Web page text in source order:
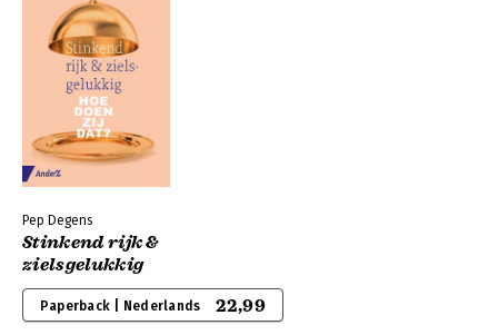
Pep Degens
Stinkend rijk &
zielsgelukkig
Paperback | Nederlands 22,99